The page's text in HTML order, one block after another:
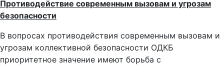
Противодействие современным вызовам и угрозам
безопасности
В вопросах противодействия современным вызовам и
угрозам коллективной безопасности ОДКБ
приоритетное значение имеют борьба с